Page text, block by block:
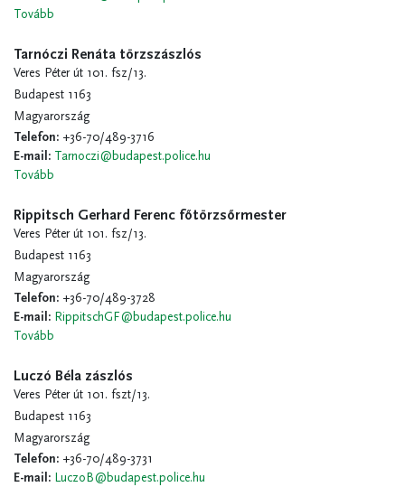
Tovább
Tarnóczi Renáta törzszászlós
Veres Péter út 101. fsz/13.
Budapest 1163
Magyarország
Telefon: +36-70/489-3716
E-mail : Tarnoczi@budapest.police.hu
Tovább
Rippitsch Gerhard Ferenc főtörzsőrmester
Veres Péter út 101. fsz/13.
Budapest 1163
Magyarország
Telefon: +36-70/489-3728
E-mail : RippitschGF@budapest.police.hu
Tovább
Luczó Béla zászlós
Veres Péter út 101. fszt/13.
Budapest 1163
Magyarország
Telefon: +36-70/489-3731
E-mail : LuczoB@budapest.police.hu